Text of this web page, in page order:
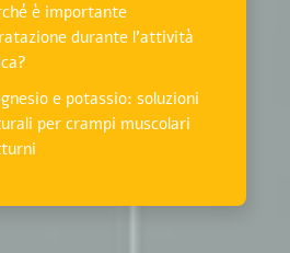
è importante
durante l’attività
e potassio: soluzioni
per crampi muscolari